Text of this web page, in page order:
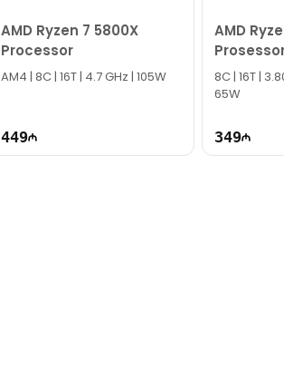
AMD Ryzen 7 5800X
Processor
AM4 | 8C | 16T | 4.7 GHz | 105W
449
AMD
8C | 16T |
65W
349